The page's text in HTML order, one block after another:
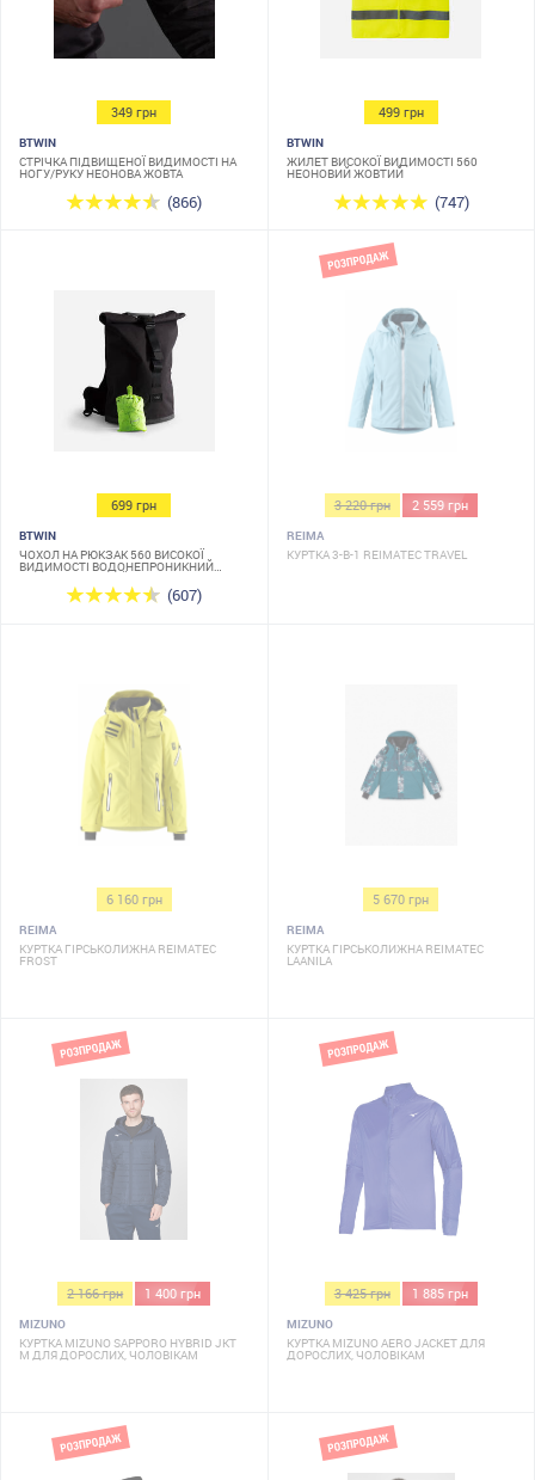
349 грн
BTWIN
СТРІЧКА ПІДВИЩЕНОЇ ВИДИМОСТІ НА
НОГУ/РУКУ НЕОНОВА ЖОВТА
(866)
499 грн
BTWIN
ЖИЛЕТ ВИСОКОЇ ВИДИМОСТІ 560
НЕОНОВИЙ ЖОВТИЙ
(747)
699 грн
BTWIN
ЧОХОЛ НА РЮКЗАК 560 ВИСОКОЇ
ВИДИМОСТІ ВОДОНЕПРОНИКНИЙ
(607)
3 220 грн 2 559 грн
REIMA
КУРТКА 3-В-1 REIMATEC TRAVEL
6 160 грн
REIMA
КУРТКА ГІРСЬКОЛИЖНА REIMATEC
FROST
5 670 грн
REIMA
КУРТКА ГІРСЬКОЛИЖНА REIMATEC
LAANILA
2 166 грн 1 400 грн
MIZUNO
КУРТКА MIZUNO SAPPORO HYBRID JKT
M ДЛЯ ДОРОСЛИХ, ЧОЛОВІКАМ
3 425 грн 1 885 грн
MIZUNO
КУРТКА MIZUNO AERO JACKET ДЛЯ
ДОРОСЛИХ, ЧОЛОВІКАМ